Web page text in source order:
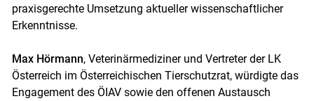
praxisgerechte Umsetzung aktueller wissenschaftlicher
Erkenntnisse.
Max Hörmann, Veterinärmediziner und Vertreter der LK
Österreich im Österreichischen Tierschutzrat, würdigte das
Engagement des ÖIAV sowie den offenen Austausch